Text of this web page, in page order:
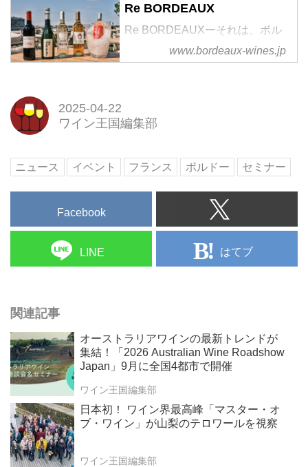
Re BORDEAUX
Re BORDEAUXーそれは、ボル
ドーの可能性を広げる新しい感
性。ボルドーワインの多様性、楽
輝きは、あなたに幸福な驚きと発
エイティブなものへと変えていき
ます。
www.bordeaux-wines.jp
2025-04-22
ワイン王国編集部
ニュース イベント フランス ボルドー セミナー
Facebook
LINE はてブ
関連記事
オーストラリアワインの最新トレンドが
集結！「2026 Australian Wine Roadshow
Japan」9月に全国4都市で開催
ワイン王国編集部
日本初！ ワイン界最高峰「マスター・オ
ブ・ワイン」が山梨のテロワールを視察
ワイン王国編集部